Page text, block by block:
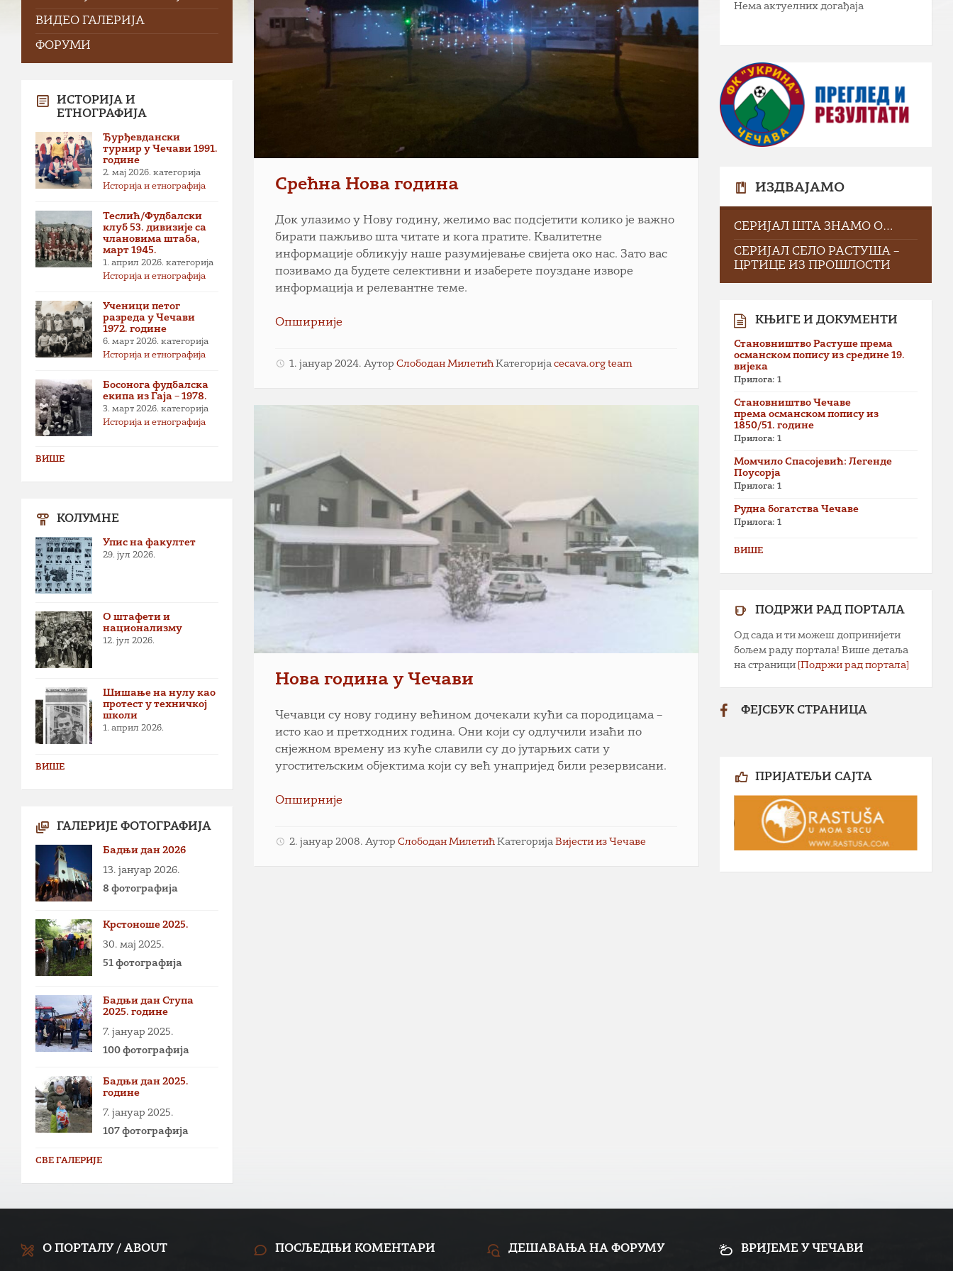
Срећна Нова година
Док улазимо у Нову годину, желимо вас подсјетити колико је важно
бирати пажљиво шта читате и кога пратите. Квалитетне
информације обликују наше разумијевање свијета око нас. Зато вас
позивамо да будете селективни и изаберете поуздане изворе
информација и релевантне теме.
Опширније
1. јануар 2024. АуторСлободан Милетић Категоријаcecava.org team
Нова година у Чечави
Чечавци су нову годину већином дочекали кући са породицама –
исто као и претходних година. Они који су одлучили изаћи по
снјежном времену из куће славили су до јутарњих сати у
угоститељским објектима који су већ унапријед били резервисани.
Опширније
2. јануар 2008. АуторСлободан Милетић КатегоријаВијести из Чечаве
ВИДЕО ГАЛЕРИЈА
ФОРУМИ
ИСТОРИЈА И
ЕТНОГРАФИЈА
Ђурђевдански
турнир у Чечави 1991.
године
2. мај 2026. категорија
Историја и етнографија
Теслић/Фудбалски
клуб 53. дивизије са
члановима штаба,
март 1945.
1. април 2026. категорија
Историја и етнографија
Ученици петог
разреда у Чечави
1972. године
6. март 2026. категорија
Историја и етнографија
Босонога фудбалска
екипа из Гаја – 1978.
3. март 2026. категорија
Историја и етнографија
ВИШЕ
КОЛУМНЕ
Упис на факултет
29. јул 2026.
О штафети и
национализму
12. јул 2026.
Шишање на нулу као
протест у техничкој
школи
1. април 2026.
ВИШЕ
ГАЛЕРИЈЕ ФОТОГРАФИЈА
Бадњи дан 2026
13. јануар 2026.
8 фотографија
Крстоноше 2025.
30. мај 2025.
51 фотографија
Бадњи дан Ступа
2025. године
7. јануар 2025.
100 фотографија
Бадњи дан 2025.
године
7. јануар 2025.
107 фотографија
СВЕ ГАЛЕРИЈЕ
Нема актуелних догађаја
ИЗДВАЈАМО
СЕРИЈАЛ ШТА ЗНАМО О…
СЕРИЈАЛ СЕЛО РАСТУША –
ЦРТИЦЕ ИЗ ПРОШЛОСТИ
КЊИГЕ И ДОКУМЕНТИ
Становништво Растуше према
османском попису из средине 19.
вијека
Прилога: 1
Становништво Чечаве
према османском попису из
1850/51. године
Прилога: 1
Момчило Спасојевић: Легенде
Поусорја
Прилога: 1
Рудна богатства Чечаве
Прилога: 1
ВИШЕ
ПОДРЖИ РАД ПОРТАЛА
Од сада и ти можеш допринијети
бољем раду портала! Више детаља
на страници [Подржи рад портала]
ФЕЈСБУК СТРАНИЦА
ПРИЈАТЕЉИ САЈТА
О ПОРТАЛУ / ABOUT ПОСЉЕДЊИ КОМЕНТАРИ ДЕШАВАЊА НА ФОРУМУ ВРИЈЕМЕ У ЧЕЧАВИ